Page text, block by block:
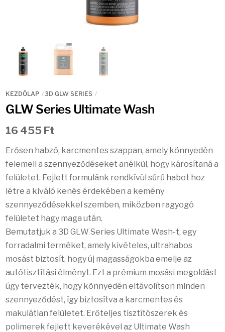
KEZDŐLAP 3D GLW SERIES
GLW Series Ultimate Wash
16 455 Ft
Erősen habzó, karcmentes szappan, amely könnyedén
felemeli a szennyeződéseket anélkül, hogy károsítaná a
felületet. Fejlett formulánk rendkívül sűrű habot hoz
létre a kiváló kenés érdekében a kemény
szennyeződésekkel szemben, miközben ragyogó
felületet hagy maga után.
Bemutatjuk a 3D GLW Series Ultimate Wash-t, egy
forradalmi terméket, amely kivételes, ultrahabos
mosást biztosít, hogy új magasságokba emelje az
autótisztítási élményt. Ezt a prémium mosási megoldást
úgy tervezték, hogy könnyedén eltávolítson minden
szennyeződést, így biztosítva a karcmentes és
makulátlan felületet. Erőteljes tisztítószerek és
polimerek fejlett keverékével az Ultimate Wash